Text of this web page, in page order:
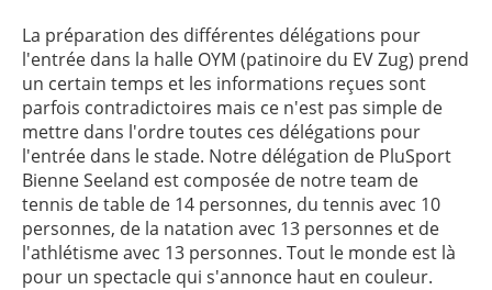
La préparation des différentes délégations pour
l'entrée dans la halle OYM (patinoire du EV Zug) prend
un certain temps et les informations reçues sont
parfois contradictoires mais ce n'est pas simple de
mettre dans l'ordre toutes ces délégations pour
l'entrée dans le stade. Notre délégation de PluSport
Bienne Seeland est composée de notre team de
tennis de table de 14 personnes, du tennis avec 10
personnes, de la natation avec 13 personnes et de
l'athlétisme avec 13 personnes. Tout le monde est là
pour un spectacle qui s'annonce haut en couleur.